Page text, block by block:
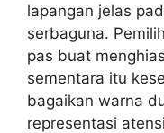
lapangan jelas
serbaguna.
pas buat
sementara itu
bagaikan warna
representasi